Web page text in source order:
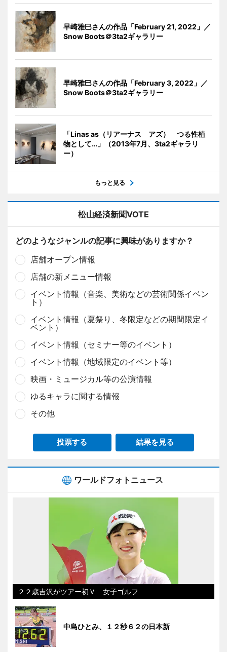
早崎雅巳さんの作品「February 21, 2022」／
Snow Boots＠3ta2ギャラリー
早崎雅巳さんの作品「February 3, 2022」／
Snow Boots＠3ta2ギャラリー
「Linas as（リアーナス アズ） つる性植
物として…」（2013年7月、3ta2ギャラリ
ー）
もっと見る
松山経済新聞VOTE
どのようなジャンルの記事に興味がありますか？
店舗オープン情報
店舗の新メニュー情報
イベント情報（音楽、美術などの芸術関係イベン
ト）
イベント情報（夏祭り、冬限定などの期間限定イ
ベント）
イベント情報（セミナー等のイベント）
イベント情報（地域限定のイベント等）
映画・ミュージカル等の公演情報
ゆるキャラに関する情報
その他
投票する 結果を見る
ワールドフォトニュース
２２歳吉沢がツアー初Ｖ 女子ゴルフ
中島ひとみ、１２秒６２の日本新